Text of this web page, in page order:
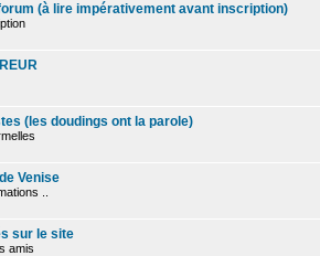
(à lire impérativement avant inscription)
(les doudings ont la parole)
Venise
..
sur le site
amis